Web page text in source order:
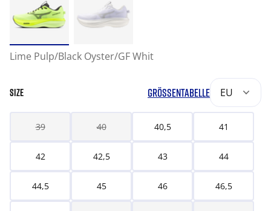
Lime Pulp/Black Oyster/GF Whit
SIZE GRÖSSENTABELLE EU
39 40 40,5 41
42 42,5 43 44
44,5 45 46 46,5